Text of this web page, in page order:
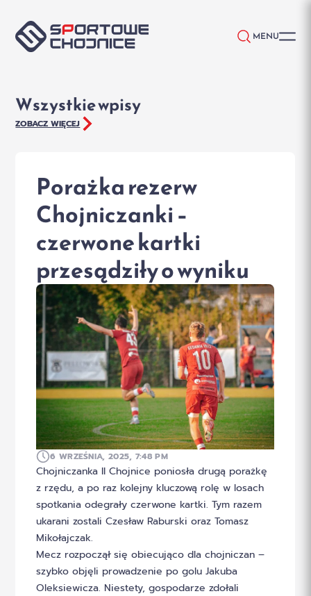
MENU
Wszystkie wpisy
ZOBACZ WIĘCEJ
Porażka rezerw
Chojniczanki –
czerwone kartki
przesądziły o wyniku
6 WRZEŚNIA, 2025, 7:48 PM
Chojniczanka II Chojnice poniosła drugą porażkę
z rzędu, a po raz kolejny kluczową rolę w losach
spotkania odegrały czerwone kartki. Tym razem
ukarani zostali Czesław Raburski oraz Tomasz
Mikołajczak.
Mecz rozpoczął się obiecująco dla chojniczan –
szybko objęli prowadzenie po golu Jakuba
Oleksiewicza. Niestety, gospodarze zdołali